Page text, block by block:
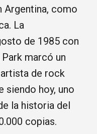
como
La
de 1985 con
marcó un
de rock
siendo hoy, uno
la historia del
copias.